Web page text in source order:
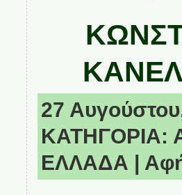
27
ΚΑΤΗΓΟΡΙΑ:
ΕΛΛΑΔΑ